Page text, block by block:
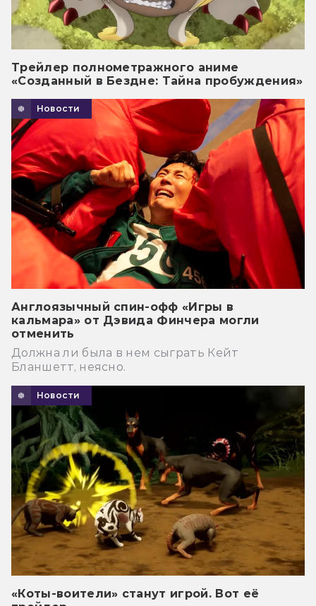
Трейлер полнометражного аниме
«Созданный в Бездне: Тайна пробуждения»
Новости
Англоязычный спин-офф «Игры в
кальмара» от Дэвида Финчера могли
отменить
Должна ли была в нем сыграть Кейт
Бланшетт, неясно.
Новости
«Коты-воители» станут игрой. Вот её